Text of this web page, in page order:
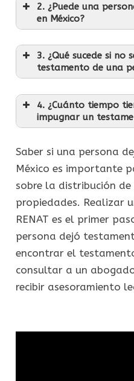
2. ¿Puede una
en México?
3. ¿Qué sucede si no
testamento de una
4. ¿Cuánto tiempo
impugnar un
Saber si una persona
México es importante
sobre la distribución de
propiedades. Realizar
RENAT es el primer
persona dejó
encontrar el
consultar a un
recibir asesoramiento